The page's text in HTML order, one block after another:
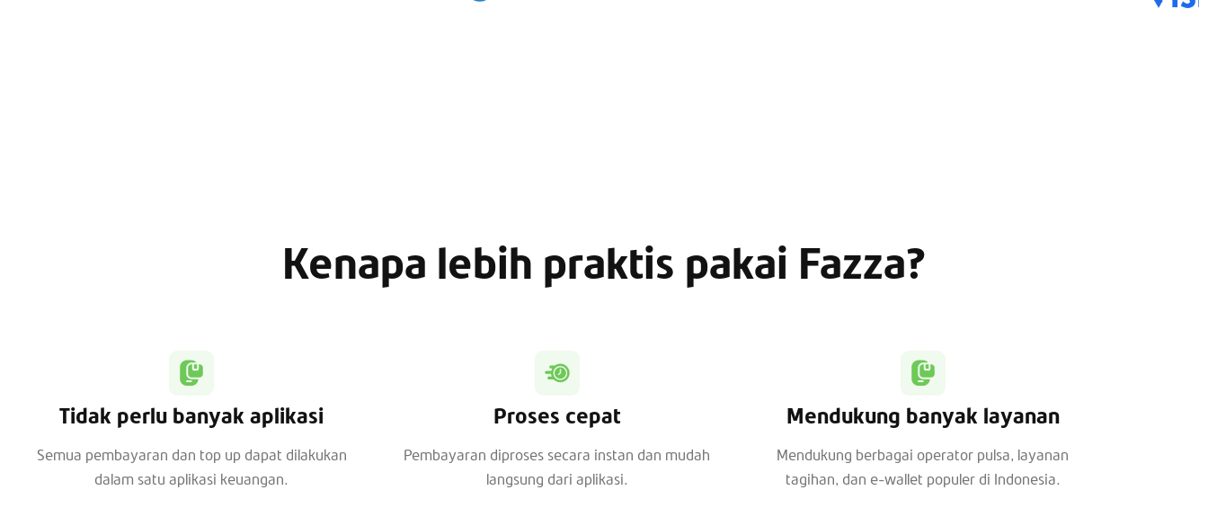
Kenapa lebih praktis pakai Fazza?
Tidak perlu banyak aplikasi
Semua pembayaran dan top up dapat dilakukan
dalam satu aplikasi keuangan.
Proses cepat
Pembayaran diproses secara instan dan mudah
langsung dari aplikasi.
Mendukung banyak layanan
Mendukung berbagai operator pulsa, layanan
tagihan, dan e-wallet populer di Indonesia.